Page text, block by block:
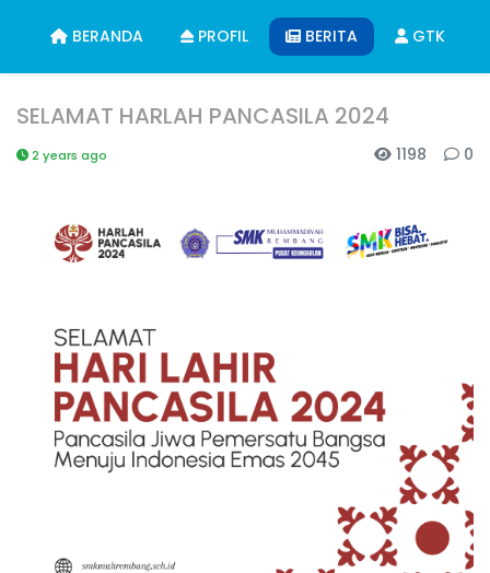
BERANDA PROFIL BERITA GTK
SELAMAT HARLAH PANCASILA 2024
2 years ago 0
1198